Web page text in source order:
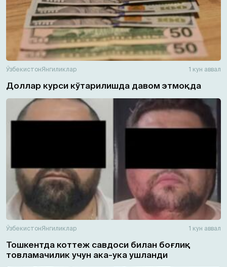
ЎзбекистонЯнгиликлар 1 кун аввал
Доллар курси кўтарилишда давом этмоқда
ЎзбекистонЯнгиликлар 1 кун аввал
Тошкентда коттеж савдоси билан боғлиқ
товламачилик учун ака-ука ушланди